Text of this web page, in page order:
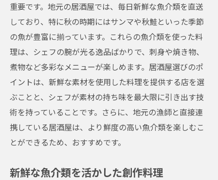
重要です。地元の居酒屋では、毎日新鮮な魚介類を直送
しており、特に秋の時期にはサンマや秋鮭といった季節
の魚が豊富に揃っています。これらの魚介類を使った料
理は、シェフの腕が光る逸品ばかりで、刺身や焼き物、
煮物など多彩なメニューが楽しめます。居酒屋選びのポ
イントは、新鮮な素材を使用した料理を提供する店を選
ぶことと、シェフが素材の持ち味を最大限に引き出す技
術を持っていることです。さらに、地元の漁師と直接連
携している居酒屋は、より鮮度の高い魚介類を楽しむこ
とができるため、おすすめです。
新鮮な魚介類を活かした創作料理